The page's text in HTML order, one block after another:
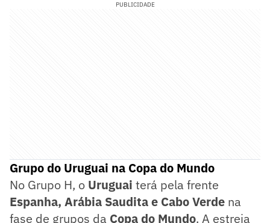
PUBLICIDADE
Grupo do Uruguai na Copa do Mundo
No Grupo H, o Uruguai terá pela frente
Espanha, Arábia Saudita e Cabo Verde na
fase de grupos da Copa do Mundo. A estreia